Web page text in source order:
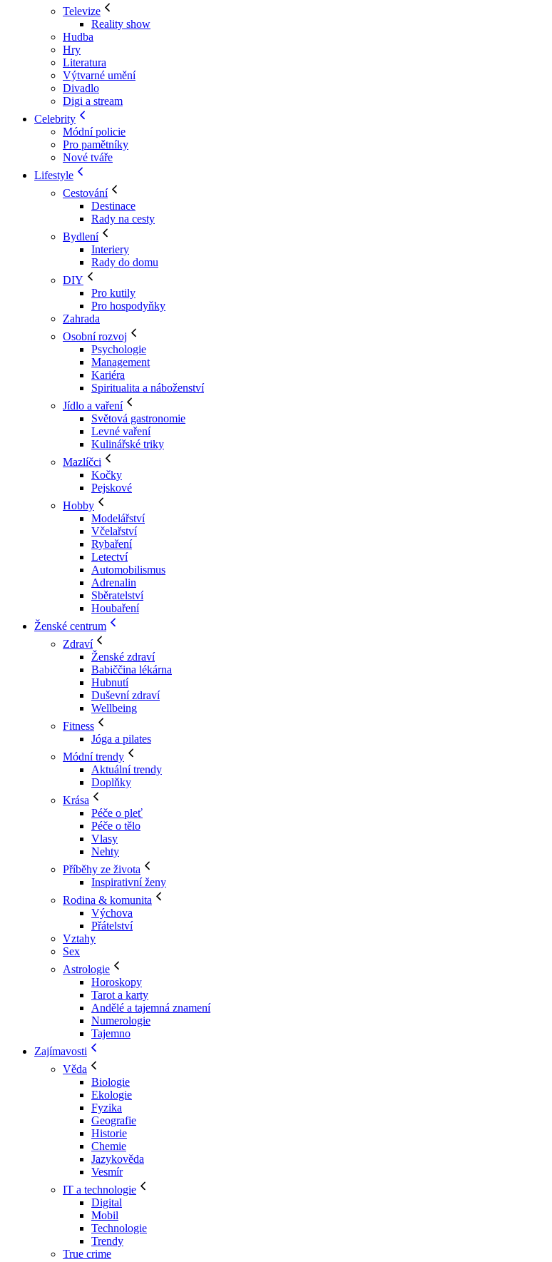
Televize
Reality show
Hudba
Hry
Literatura
Výtvarné umění
Divadlo
Digi a stream
Celebrity
Módní policie
Pro pamětníky
Nové tváře
Lifestyle
Cestování
Destinace
Rady na cesty
Bydlení
Interiery
Rady do domu
DIY
Pro kutily
Pro hospodyňky
Zahrada
Osobní rozvoj
Psychologie
Management
Kariéra
Spiritualita a náboženství
Jídlo a vaření
Světová gastronomie
Levné vaření
Kulinářské triky
Mazlíčci
Kočky
Pejskové
Hobby
Modelářství
Včelařství
Rybaření
Letectví
Automobilismus
Adrenalin
Sběratelství
Houbaření
Ženské centrum
Zdraví
Ženské zdraví
Babiččina lékárna
Hubnutí
Duševní zdraví
Wellbeing
Fitness
Jóga a pilates
Módní trendy
Aktuální trendy
Doplňky
Krása
Péče o pleť
Péče o tělo
Vlasy
Nehty
Příběhy ze života
Inspirativní ženy
Rodina & komunita
Výchova
Přátelství
Vztahy
Sex
Astrologie
Horoskopy
Tarot a karty
Andělé a tajemná znamení
Numerologie
Tajemno
Zajímavosti
Věda
Biologie
Ekologie
Fyzika
Geografie
Historie
Chemie
Jazykověda
Vesmír
IT a technologie
Digital
Mobil
Technologie
Trendy
True crime